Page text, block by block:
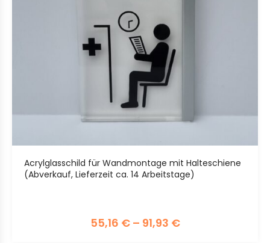
Acrylglasschild für Wandmontage mit Halteschiene
(Abverkauf, Lieferzeit ca. 14 Arbeitstage)
55,16 €– 91,93 €